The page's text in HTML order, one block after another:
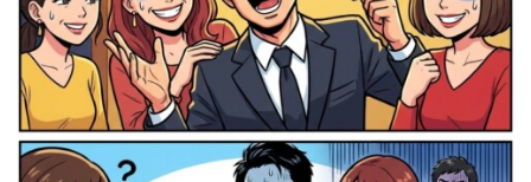
「10分くらい話してるよね」常連の長話に困った私。だ
が、店長に相談した結果
TREND（トレンド深堀）
STORY
tend Editorial Team